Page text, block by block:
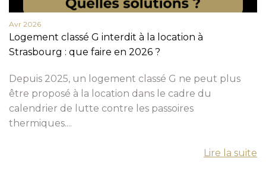
Avr 2026
Logement classé G interdit à la location à
Strasbourg : que faire en 2026 ?
Depuis 2025, un logement classé G ne peut plus
être proposé à la location dans le cadre du
calendrier de lutte contre les passoires
thermiques....
Lire la suite